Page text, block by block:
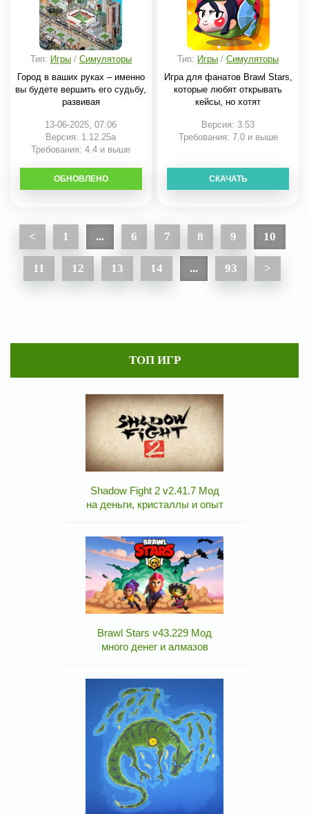
Тип: Игры/ Симуляторы
Город в ваших руках – именно
вы будете вершить его судьбу,
развивая
13-06-2025, 07:06
Версия: 1.12.25a
Требования: 4.4 и выше
СКАЧАТЬ
ОБНОВЛЕНО
Тип: Игры /Симуляторы
Игра для фанатов Brawl Stars,
которые любят открывать
кейсы, но хотят
Версия: 3.53
Требования: 7.0 и выше
СКАЧАТЬ
< 1 ... 6 7 8 9 10
11 12 13 14 ... 93 >
ТОП ИГР
Shadow Fight 2 v2.41.7 Мод
на деньги, кристаллы и опыт
Brawl Stars v43.229 Мод
много денег и алмазов